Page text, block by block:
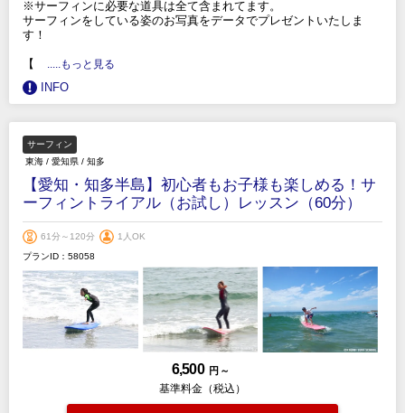
※サーフィンに必要な道具は全て含まれてます。
サーフィンをしている姿のお写真をデータでプレゼントいたしま
す！
【 .....もっと見る
INFO
サーフィン
東海 / 愛知県 / 知多
【愛知・知多半島】初心者もお子様も楽しめる！サ
ーフィントライアル（お試し）レッスン（60分）
61分～120分
1人OK
プランID：58058
6,500 円 ～
基準料金（税込）